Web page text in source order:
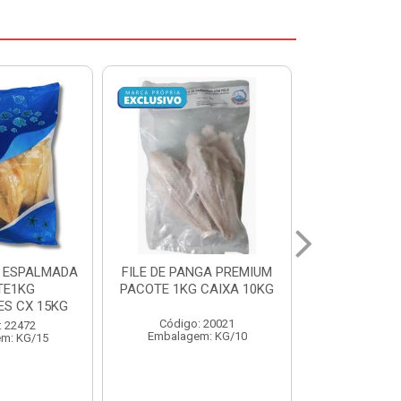
PREMIUM
10KG
20021
KG/10
CORVINA INT 1/2KG
BENDITO PX CX15KG
Código: 20696
Embalagem: KG/15